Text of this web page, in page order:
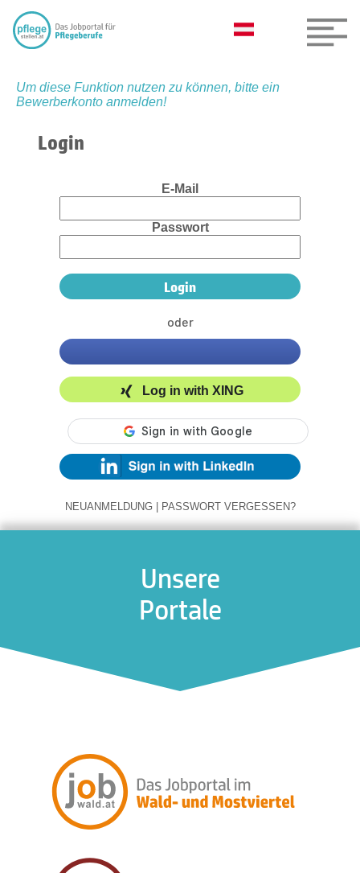
Um diese Funktion nutzen zu können, bitte ein
Bewerberkonto anmelden!
Login
E-Mail
Passwort
oder
Log in with XING
NEUANMELDUNG | PASSWORT VERGESSEN?
Unsere
Portale